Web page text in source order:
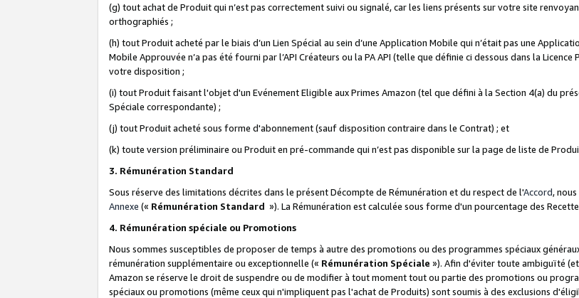
(g) tout achat de Produit qui n’est pas correctement suivi ou signalé, car les liens présents sur votre site
orthographiés ;
(h) tout Produit acheté par le biais d’un Lien Spécial au sein d’une Application Mobile qui n’était pas une
Mobile Approuvée n’a pas été fourni par l’API Créateurs ou la PA API (telle que définie ci dessous dans la
votre disposition ;
(i) tout Produit faisant l'objet d'un Evénement Eligible aux Primes Amazon (tel que défini à la Section 4(a) du
Spéciale correspondante) ;
(j) tout Produit acheté sous forme d'abonnement (sauf disposition contraire dans le Contrat) ; et
(k) toute version préliminaire ou Produit en pré-commande qui n’est pas disponible sur la page de liste de
3. Rémunération Standard
Sous réserve des limitations décrites dans le présent Décompte de Rémunération et du respect de l'Accord,
Annexe (« Rémunération Standard »). La Rémunération est calculée sous forme d'un pourcentage des
4. Rémunération spéciale ou Promotions
Nous sommes susceptibles de proposer de temps à autre des promotions ou des programmes spéciaux
rémunération supplémentaire ou exceptionnelle (« Rémunération Spéciale »). Afin d'éviter toute ambiguïté
Amazon se réserve le droit de suspendre ou de modifier à tout moment tout ou partie des promotions ou
spéciaux ou promotions (même ceux qui n'impliquent pas l'achat de Produits) sont soumis à des exclusions